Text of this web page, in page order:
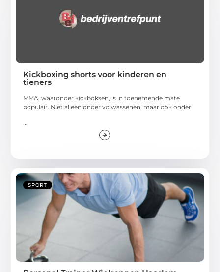
Kickboxing shorts voor kinderen en
tieners
MMA, waaronder kickboksen, is in toenemende mate
populair. Niet alleen onder volwassenen, maar ook onder
...
SPORT